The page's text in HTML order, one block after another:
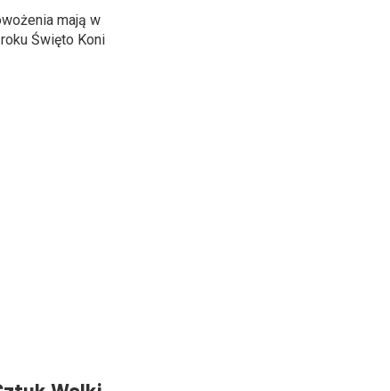
mają w
Święto Koni